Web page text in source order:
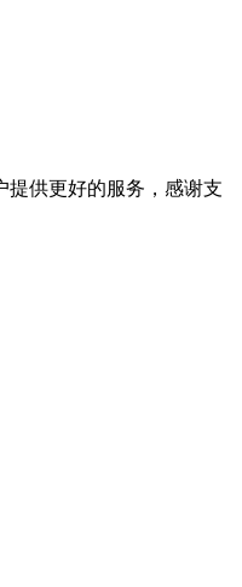
提供更好的服务，感谢支